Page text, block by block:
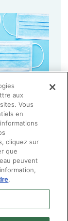
aux
Vous
en
cliquez sur
que
peuvent
.